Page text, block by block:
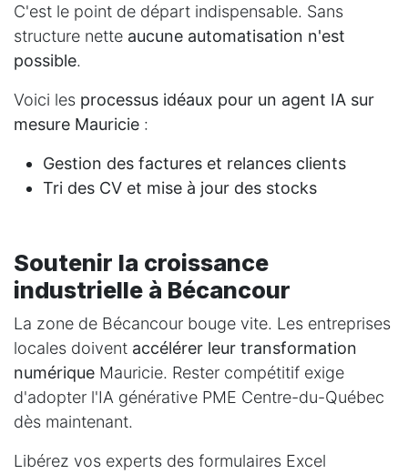
C'est le point de départ indispensable. Sans
structure nette aucune automatisation n'est
possible.
Voici les processus idéaux pour un agent IA sur
mesure Mauricie :
Gestion des factures et relances clients
Tri des CV et mise à jour des stocks
Soutenir la croissance
industrielle à Bécancour
La zone de Bécancour bouge vite. Les entreprises
locales doivent accélérer leur transformation
numérique Mauricie. Rester compétitif exige
d'adopter l'IA générative PME Centre-du-Québec
dès maintenant.
Libérez vos experts des formulaires Excel